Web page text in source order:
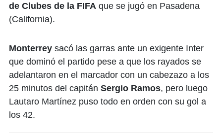
de Clubes de la FIFA que se jugó en Pasadena
(California).
Monterrey sacó las garras ante un exigente Inter
que dominó el partido pese a que los rayados se
adelantaron en el marcador con un cabezazo a los
25 minutos del capitán Sergio Ramos, pero luego
Lautaro Martínez puso todo en orden con su gol a
los 42.